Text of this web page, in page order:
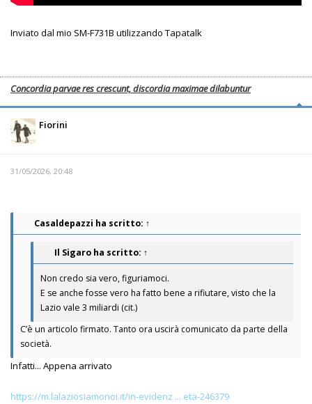
Inviato dal mio SM-F731B utilizzando Tapatalk
Concordia parvae res crescunt, discordia maximae dilabuntur
Fiorini
31/05/2026, 20:48
Casaldepazzi ha scritto: ↑
Il Sigaro ha scritto: ↑
Non credo sia vero, figuriamoci.
E se anche fosse vero ha fatto bene a rifiutare, visto che la
Lazio vale 3 miliardi (cit.)
C’è un articolo firmato. Tanto ora uscirà comunicato da parte della
società.
Infatti... Appena arrivato
https://m.lalaziosiamonoi.it/in-evidenz ... eta-246379